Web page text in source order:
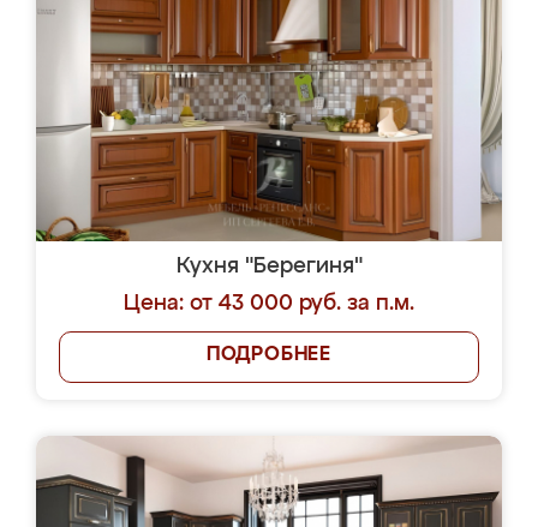
Кухня "Берегиня"
Цена: от 43 000 руб. за п.м.
ПОДРОБНЕЕ